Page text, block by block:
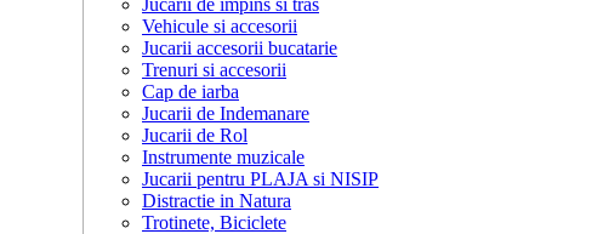
Jucarii de impins si tras
Vehicule si accesorii
Jucarii accesorii bucatarie
Trenuri si accesorii
Cap de iarba
Jucarii de Indemanare
Jucarii de Rol
Instrumente muzicale
Jucarii pentru PLAJA si NISIP
Distractie in Natura
Trotinete, Biciclete